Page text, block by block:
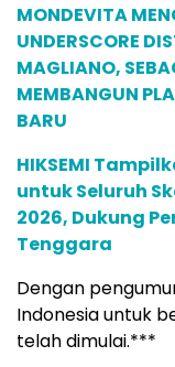
MONDEVITA
UNDERSCORE
MAGLIANO,
MEMBANGUN
BARU
HIKSEMI
untuk Seluruh
2026, Dukung
Tenggara
Dengan
Indonesia untuk
telah dimulai.***